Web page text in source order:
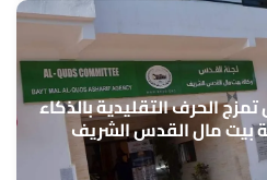
الحرف التقليدية بالذكاء
بيت مال القدس الشريف